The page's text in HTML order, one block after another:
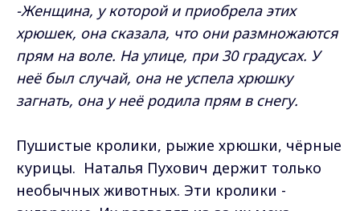
-Женщина, у которой и приобрела этих
хрюшек, она сказала, что они размножаются
прям на воле. На улице, при 30 градусах. У
неё был случай, она не успела хрюшку
загнать, она у неё родила прям в снегу.
Пушистые кролики, рыжие хрюшки, чёрные
курицы. Наталья Пухович держит только
необычных животных. Эти кролики -